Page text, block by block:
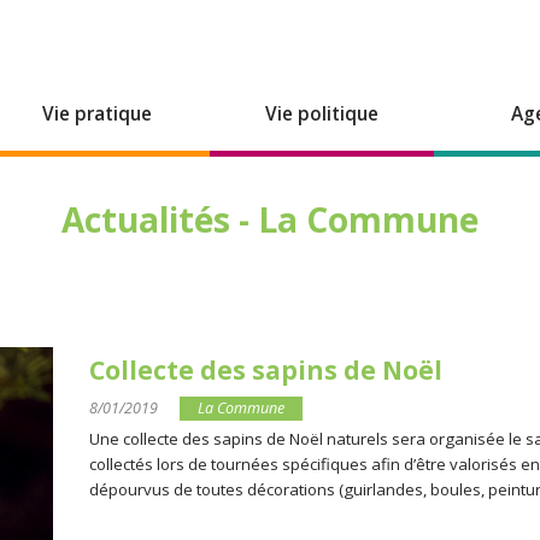
Vie pratique Vie politique
Actualités - La Commune
Collecte des sapins de Noël
8/01/2019 La Commune
Une collecte des sapins de Noël naturels sera organisée le
collectés lors de tournées spécifiques afin d’être valorisés
dépourvus de toutes décorations (guirlandes, boules,